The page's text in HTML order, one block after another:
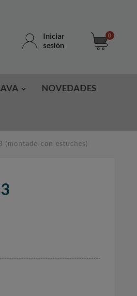
Iniciar
sesión
0
NOVEDADES
(montado con estuches)